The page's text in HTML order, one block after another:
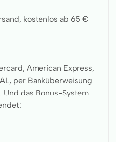
kostenlos ab 65 €
American Express,
per Banküberweisung
Und das Bonus-System